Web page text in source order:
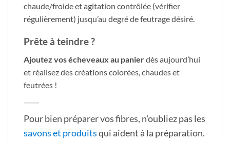
chaude/froide et agitation contrôlée (vérifier
régulièrement) jusqu’au degré de feutrage désiré.
Prête à teindre ?
Ajoutez vos écheveaux au panierdès aujourd’hui
et réalisez des créations colorées, chaudes et
feutrées !
Pour bien préparer vos fibres, n'oubliez pas les
savons et produitsqui aident à la préparation.